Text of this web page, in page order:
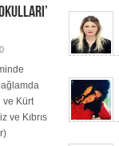
0
ve Kürt
ve Kıbrıs